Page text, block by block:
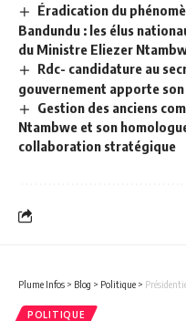
Éradication du
Bandundu : les élus
du Ministre Eliezer
Rdc- candidature au
gouvernement apporte son
Gestion des anciens
Ntambwe et son
collaboration stratégique
Plume Infos > Blog > Politique > Présidentielle 2023-
POLITIQUE